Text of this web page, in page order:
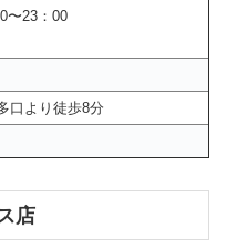
〜23：00
口より徒歩8分
店